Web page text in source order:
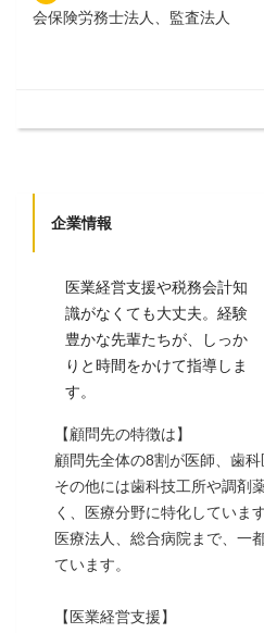
会保険労務士法人、監査法人
企業情報
医業経営支援や税務会計知
識がなくても大丈夫。経験
豊かな先輩たちが、しっか
りと時間をかけて指導しま
す。
【顧問先の特徴は】
顧問先全体の8割が医師、歯科
その他には歯科技工所や調剤
く、医療分野に特化していま
医療法人、総合病院まで、一
ています。
【医業経営支援】